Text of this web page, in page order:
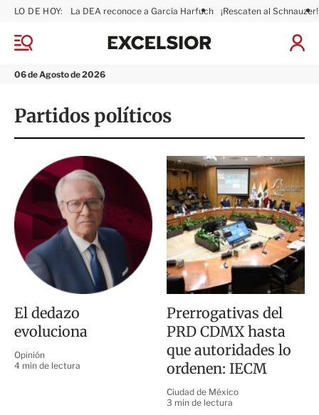
M
n
06 de Agosto de 2026
LO DE HOY: La DEA reconoce a García Harfuch ¡Rescaten al Schnauzer!
I
S
e
s
i
ó
n
x
r
Partidos políticos
El dedazo
evoluciona
Opinión
4 min de lectura
Prerrogativas del
PRD CDMX hasta
que autoridades lo
ordenen: IECM
Ciudad de México
3 min de lectura